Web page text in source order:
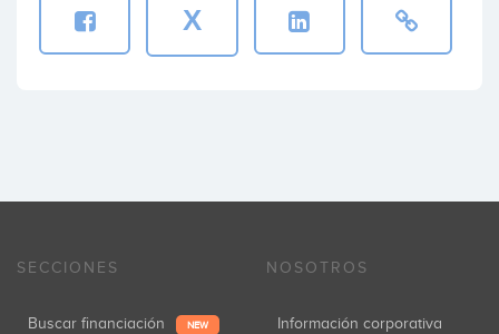
X
SECCIONES
Buscar financiación NEW
NOSOTROS
Información corporativa